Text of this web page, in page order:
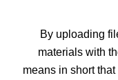
By uploading
materials with
means in short